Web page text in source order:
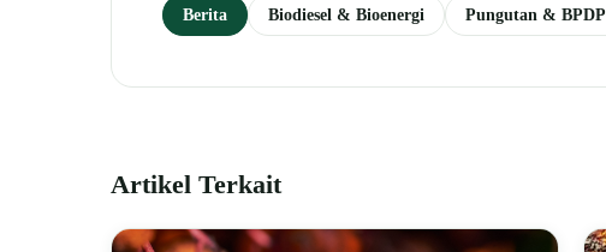
Berita Biodiesel & Bioenergi Pungutan & BPDP
Artikel Terkait